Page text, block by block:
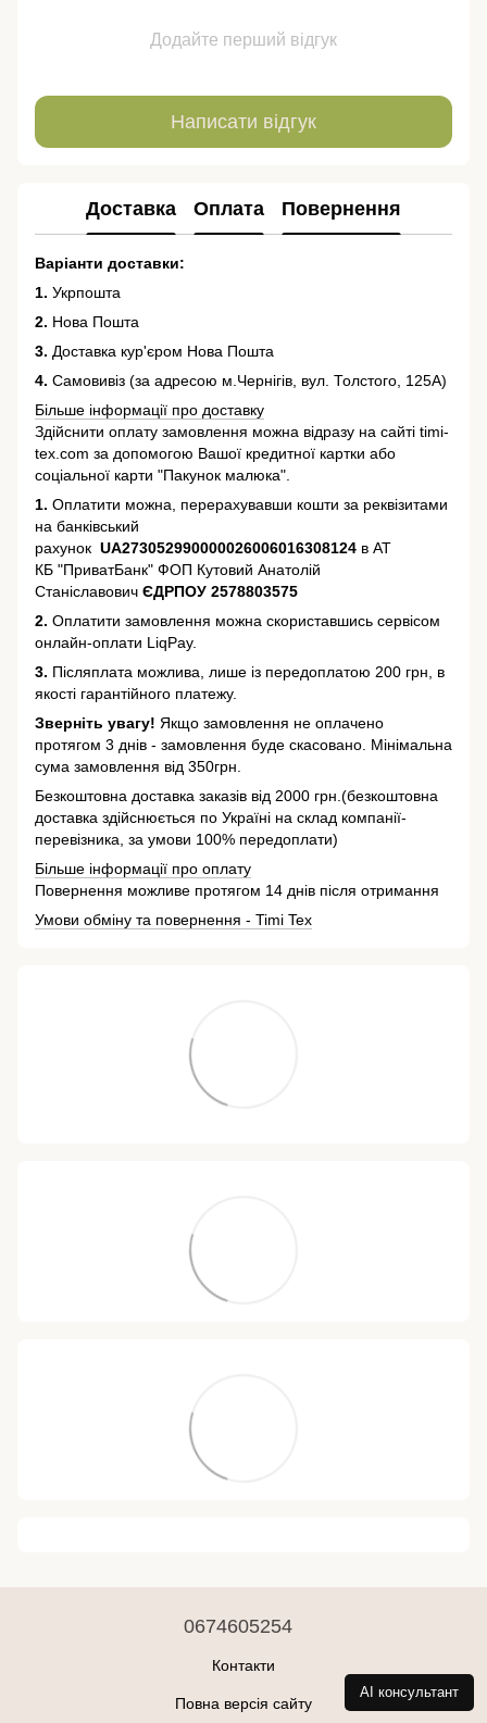
Додайте перший відгук
Написати відгук
Доставка Оплата Повернення
Варіанти доставки:
1. Укрпошта
2. Нова Пошта
3. Доставка кур'єром Нова Пошта
4. Самовивіз (за адресою м.Чернігів, вул. Толстого, 125А)
Більше інформації про доставку
Здійснити оплату замовлення можна відразу на сайті timi-
tex.com за допомогою Вашої кредитної картки або
соціальної карти "Пакунок малюка".
1. Оплатити можна, перерахувавши кошти за реквізитами
на банківський
рахунок UA273052990000026006016308124 в АТ
КБ "ПриватБанк" ФОП Кутовий Анатолій
Станіславович ЄДРПОУ 2578803575
2. Оплатити замовлення можна скориставшись сервісом
онлайн-оплати LiqPay.
3. Післяплата можлива, лише із передоплатою 200 грн, в
якості гарантійного платежу.
Зверніть увагу! Якщо замовлення не оплачено
протягом 3 днів - замовлення буде скасовано. Мінімальна
сума замовлення від 350грн.
Безкоштовна доставка заказів від 2000 грн.(безкоштовна
доставка здійснюється по Україні на склад компанії-
перевізника, за умови 100% передоплати)
Більше інформації про оплату
Повернення можливе протягом 14 днів після отримання
Умови обміну та повернення - Timi Tex
0674605254
Контакти
Повна версія сайту
AI консультант